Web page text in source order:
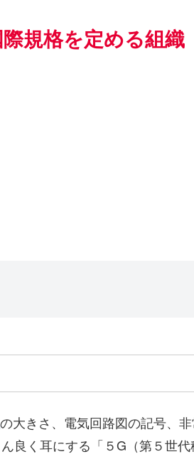
規格を定める組織
の大きさ、電気回路図の記号、
良く耳にする「５G（第５世代